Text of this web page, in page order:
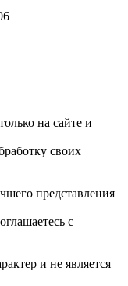
на сайте и
своих
представления
с
и не является